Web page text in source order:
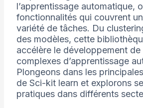
l’apprentissage automatique,
fonctionnalités qui couvrent
variété de tâches. Du
des modèles, cette
accélère le développement de
complexes d’apprentissage
Plongeons dans les
de Sci-kit learn et explorons
pratiques dans différents